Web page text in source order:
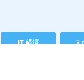
IT 経済 ス